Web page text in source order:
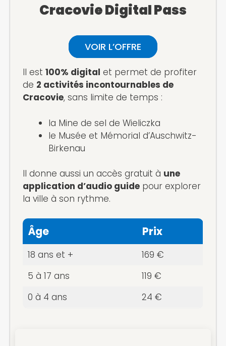
Cracovie Digital Pass
VOIR L’OFFRE
Il est 100% digital et permet de profiter
de 2 activités incontournables de
Cracovie, sans limite de temps :
la Mine de sel de Wieliczka
le Musée et Mémorial d’Auschwitz-
Birkenau
Il donne aussi un accès gratuit à une
application d’audio guide pour explorer
la ville à son rythme.
Âge Prix
18 ans et +
169 €
5 à 17 ans
119 €
0 à 4 ans
24 €